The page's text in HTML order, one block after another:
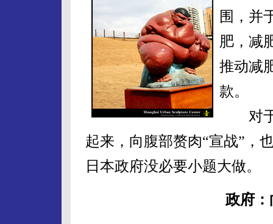
围，并
肥，减
推动减
款。
对于
起来，向腹部赘肉“宣战”，
日本政府没必要小题大做。
政府：